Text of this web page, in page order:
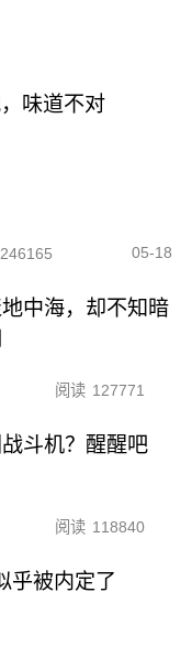
味道不对
246165 05-18
中海，却不知暗
阅读 127771
斗机？醒醒吧
阅读 118840
乎被内定了